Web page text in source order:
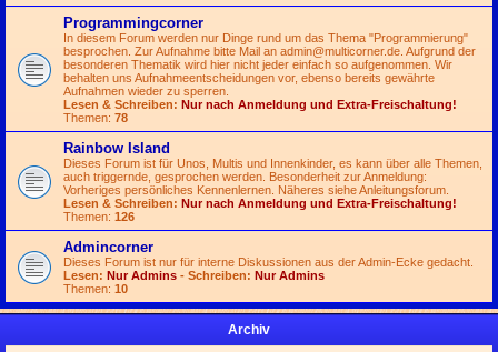
Programmingcorner
In diesem Forum werden nur Dinge rund um das Thema "Programmierung"
besprochen. Zur Aufnahme bitte Mail an admin@multicorner.de . Aufgrund der
besonderen Thematik wird hier nicht jeder einfach so aufgenommen. Wir
behalten uns Aufnahmeentscheidungen vor, ebenso bereits gewährte
Aufnahmen wieder zu sperren.
Lesen & Schreiben: Nur nach Anmeldung und Extra-Freischaltung!
Themen: 78
Rainbow Island
Dieses Forum ist für Unos, Multis und Innenkinder, es kann über alle Themen,
auch triggernde, gesprochen werden. Besonderheit zur Anmeldung:
Vorheriges persönliches Kennenlernen. Näheres siehe Anleitungsforum.
Lesen & Schreiben: Nur nach Anmeldung und Extra-Freischaltung!
Themen: 126
Admincorner
Dieses Forum ist nur für interne Diskussionen aus der Admin-Ecke gedacht.
Lesen: Nur Admins - Schreiben: Nur Admins
Themen: 10
Archiv